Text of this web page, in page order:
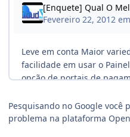
Pesquisando no Google você
problema na plataforma